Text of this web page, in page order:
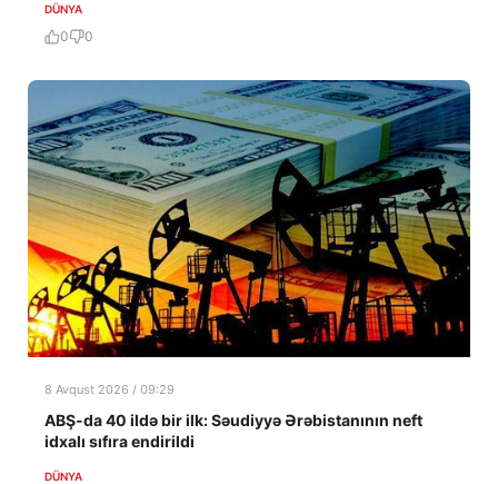
DÜNYA
0 0
8 Avqust 2026 / 09:29
ABŞ-da 40 ildə bir ilk: Səudiyyə Ərəbistanının neft
idxalı sıfıra endirildi
DÜNYA